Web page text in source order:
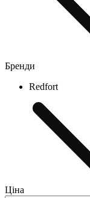
Бренди
Redfort
Ціна